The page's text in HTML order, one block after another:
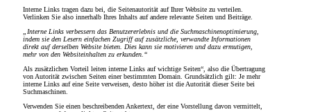
Interne Links tragen dazu bei, die Seitenautorität auf Ihrer Website zu verteilen.
Verlinken Sie also innerhalb Ihres Inhalts auf andere relevante Seiten und Beiträge.
„Interne Links verbessern das Benutzererlebnis und die Suchmaschinenoptimierung,
indem sie den Lesern einfachen Zugriff auf zusätzliche, verwandte Informationen
direkt auf derselben Website bieten. Dies kann sie motivieren und dazu ermutigen,
mehr von den Websiteinhalten zu erkunden.“
Als zusätzlichen Vorteil leiten interne Links auf wichtige Seiten“, also die Übertragung
von Autorität zwischen Seiten einer bestimmten Domain. Grundsätzlich gilt: Je mehr
interne Links auf eine Seite verweisen, desto höher ist die Autorität dieser Seite bei
Suchmaschinen.
Verwenden Sie einen beschreibenden Ankertext, der eine Vorstellung davon vermittelt,